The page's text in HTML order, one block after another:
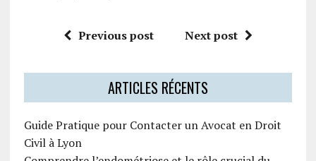
Previous post Next post
ARTICLES RÉCENTS
Guide Pratique pour Contacter un Avocat en Droit
Civil à Lyon